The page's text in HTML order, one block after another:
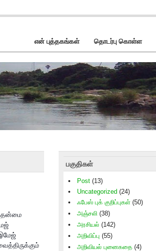
என் புத்தகங்கள் தொடர்பு கொள்ள
பகுதிகள்
Post(13)
Uncategorized (24)
ஃபேஸ் புக் குறிப்புகள்(50)
அஞ்சலி(38)
அரசியல் (142)
அறிவிப்பு (55)
அறிவியல் புனைகதை(4)